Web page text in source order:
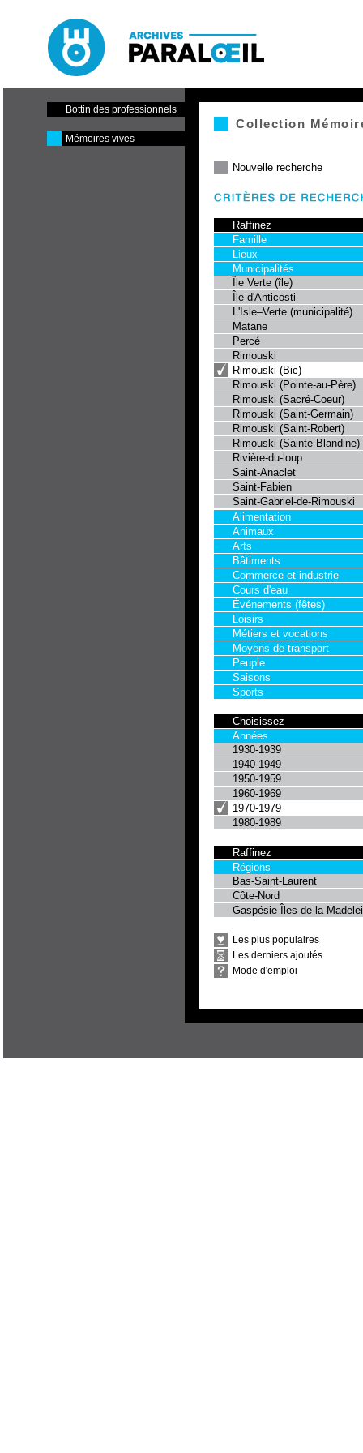
Paraloeil - Cinéma et centre
de production
Bottin des professionnels
Mémoires vives
Collection
Nouvelle recherche
Raffinez
Famille
Lieux
Municipalités
Île Verte (île)
Île-d'Anticosti
L'Isle–Verte (municipalité)
Matane
Percé
Rimouski
Rimouski (Bic)
Rimouski (Pointe-au-Père)
Rimouski (Sacré-Coeur)
Rimouski (Saint-Germain)
Rimouski (Saint-Robert)
Rimouski (Sainte-Blandine)
Rivière-du-loup
Saint-Anaclet
Saint-Fabien
Saint-Gabriel-de-Rimouski
Alimentation
Animaux
Arts
Bâtiments
Commerce et industrie
Cours d'eau
Événements (fêtes)
Loisirs
Métiers et vocations
Moyens de transport
Peuple
Saisons
Sports
Choisissez
Années
1930-1939
1940-1949
1950-1959
1960-1969
1970-1979
1980-1989
Raffinez
Régions
Bas-Saint-Laurent
Côte-Nord
Gaspésie-Îles-de-la-
Les plus populaires
Les derniers ajoutés
Mode d'emploi